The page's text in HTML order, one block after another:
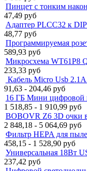
Пинцет с тонким
47,49 руб
Адаптер PLCC32 к
48,77 руб
Программируемая
589,93 руб
Микросхема WT61P8
233,33 руб
Кабель Micro Usb
91,63 - 204,46 руб
16 ГБ Мини цифровой
1 518,85 - 1 910,99 руб
BOBOVR Z6 3D очки
2 848,18 - 5 064,69 руб
Фильтр HEPA для
458,15 - 1 528,90 руб
Универсальная 18Вт
237,42 руб